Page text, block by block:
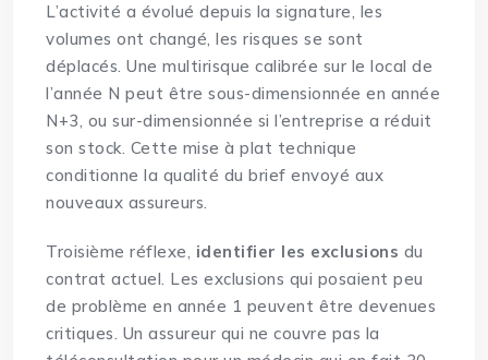
L’activité a évolué depuis la signature, les
volumes ont changé, les risques se sont
déplacés. Une multirisque calibrée sur le local de
l’année N peut être sous-dimensionnée en année
N+3, ou sur-dimensionnée si l’entreprise a réduit
son stock. Cette mise à plat technique
conditionne la qualité du brief envoyé aux
nouveaux assureurs.
Troisième réflexe, identifier les exclusions du
contrat actuel. Les exclusions qui posaient peu
de problème en année 1 peuvent être devenues
critiques. Un assureur qui ne couvre pas la